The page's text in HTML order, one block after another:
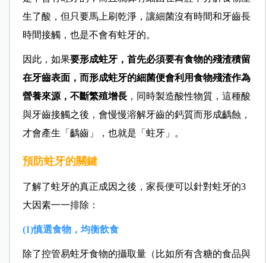
生了酸，但只要馬上刷乾淨，讓細菌沒有時間和牙齒長
時間接觸，也是不會有蛀牙的。
因此，如果要形成蛀牙，首先必須要有食物的殘渣積留
在牙齒表面，而形成蛀牙的細菌便會利用食物殘渣作為
營養來源，不斷繁殖增長，同時製造酸性物質，這種酸
與牙齒接觸之後，會慢慢溶解牙齒的鈣質而形成齲蝕，
才會產生「齲齒」，也就是「蛀牙」。
預防蛀牙的關鍵
了解了蛀牙的真正成因之後，家長便可以針對蛀牙的3
大因素一一排除：
(1)慎選食物，均衡飲食
除了控管易蛀牙食物的攝取量（比如所有含糖的食品與